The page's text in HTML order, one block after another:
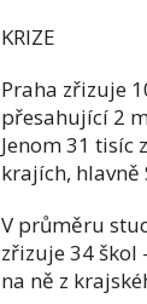
KRIZE
Praha zřizuje
přesahující 2
Jenom 31 tisíc
krajích, hlavně
V průměru
zřizuje 34 škol
na ně z